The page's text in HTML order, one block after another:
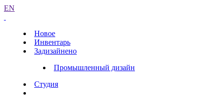
EN
Новое
Инвентарь
Задизайнено
Промышленный дизайн
Студия